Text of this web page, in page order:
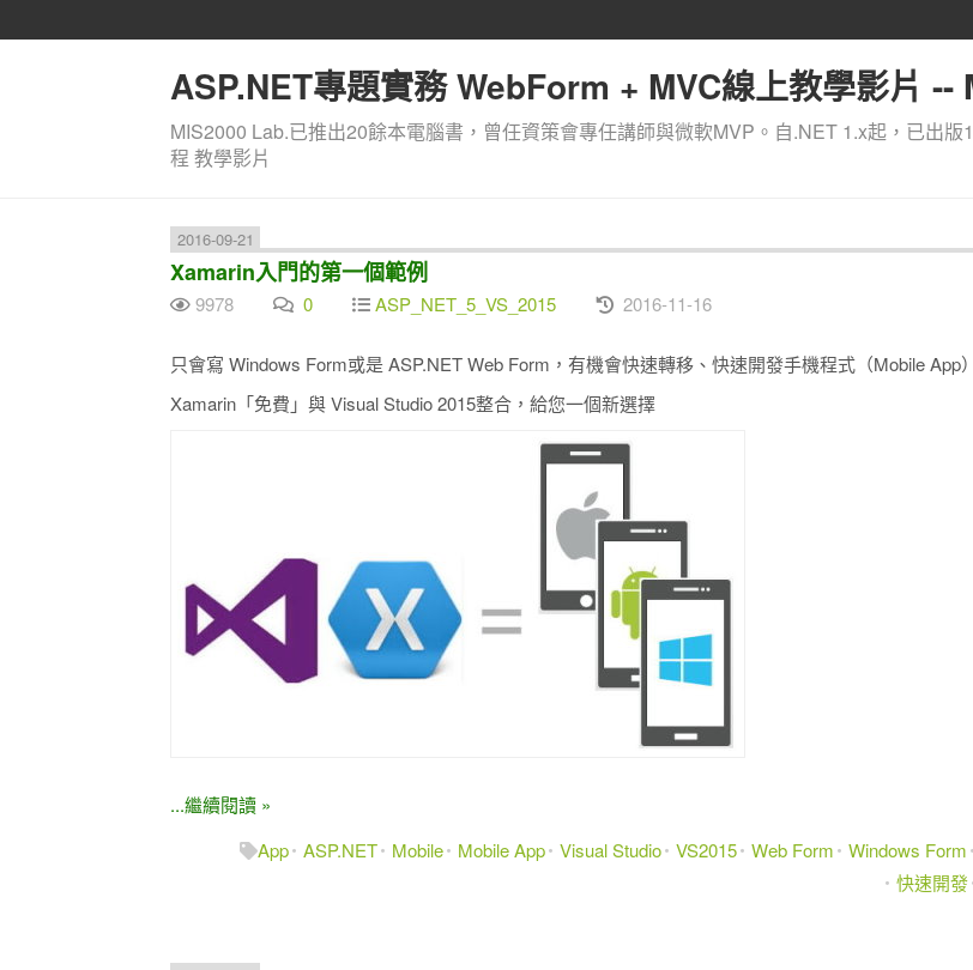
ASP.NET專題實務 WebForm + MVC線上教學影片 --
MIS2000 Lab.已推出20餘本電腦書，曾任資策會專任講師與微軟MVP。自.NET 1.x起，已出
程 教學影片
2016-09-21
Xamarin入門的第一個範例
9978 0 ASP_NET_5_VS_2015 2016-11-16
只會寫 Windows Form或是 ASP.NET Web Form，有機會快速轉移、快速開發手機程式（Mobile App
Xamarin「免費」與 Visual Studio 2015整合，給您一個新選擇
...繼續閱讀 »
App ASP.NET Mobile Mobile App Visual Studio VS2015 Web Form Windows Form
快速開發